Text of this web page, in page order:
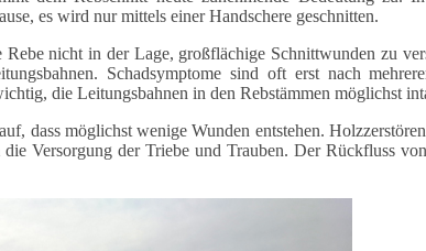
es wird nur mittels einer Handschere geschnitten.
Rebe nicht in der Lage, großflächige Schnittwunden zu
Schadsymptome sind oft erst nach
die Leitungsbahnen in den Rebstämmen möglichst
dass möglichst wenige Wunden entstehen.
Versorgung der Triebe und Trauben. Der Rückfluss